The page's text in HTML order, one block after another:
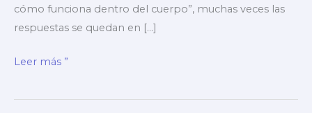
cómo funciona dentro del cuerpo”, muchas veces las
respuestas se quedan en […]
▶️Vitamina
➡️
Leer más ”